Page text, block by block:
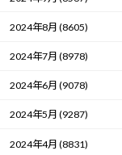
2024年8月 (8605)
2024年7月 (8978)
2024年6月 (9078)
2024年5月 (9287)
2024年4月 (8831)